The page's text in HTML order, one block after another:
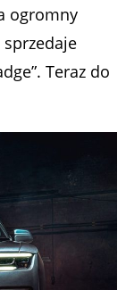
ogromny
sprzedaje
Teraz do